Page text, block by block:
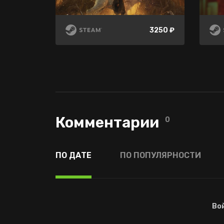
3250 ₽
259 ₽
38 ₽
499 ₽
199 ₽
Комментарии 0
ПО ДАТЕ ПО ПОПУЛЯРНОСТИ